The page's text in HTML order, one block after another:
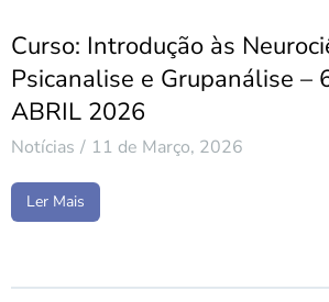
Curso: Introdução às
Psicanalise e Grupanálise –
ABRIL 2026
Notícias 11 de Março, 2026
Ler Mais